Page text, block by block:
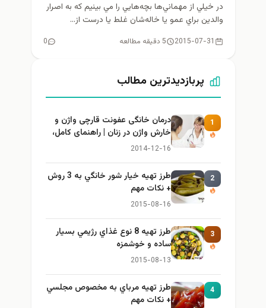
در خيلي از مهماني‌ها بچه‌هايي را مي‌ بينيم که به اصرار
والدين براي عمو يا خاله‌شان غلط يا درست از...
2015-07-31 5 دقیقه مطالعه 0
پربازدیدترین مطالب
1
درمان خانگی عفونت قارچی واژن و
خارش واژن در زنان | راهنمای کامل،
ایمن و کاربردی
2014-12-16
2
طرز تهيه خیار شور خانگي به 3 روش
+ نكات مهم
2015-08-16
3
طرز تهيه 8 نوع غذاي رژيمي بسيار
ساده و خوشمزه
2015-08-13
4
طرز تهيه مرباي به مخصوص مجلسي
+ نكات مهم